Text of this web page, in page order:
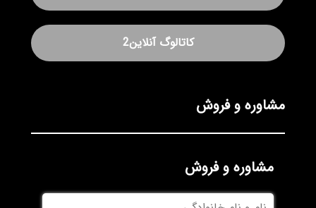
کاتالوگ آنلاین2
مشاوره و فروش
مشاوره و فروش
نام